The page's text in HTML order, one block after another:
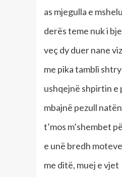
as mjegulla e
derës teme nuk i
veç dy duer nane
me pika tambli
ushqejnë shpirtin e
mbajnë pezull natën
t’mos m’shembet
e unë bredh
me ditë, muej e vjet